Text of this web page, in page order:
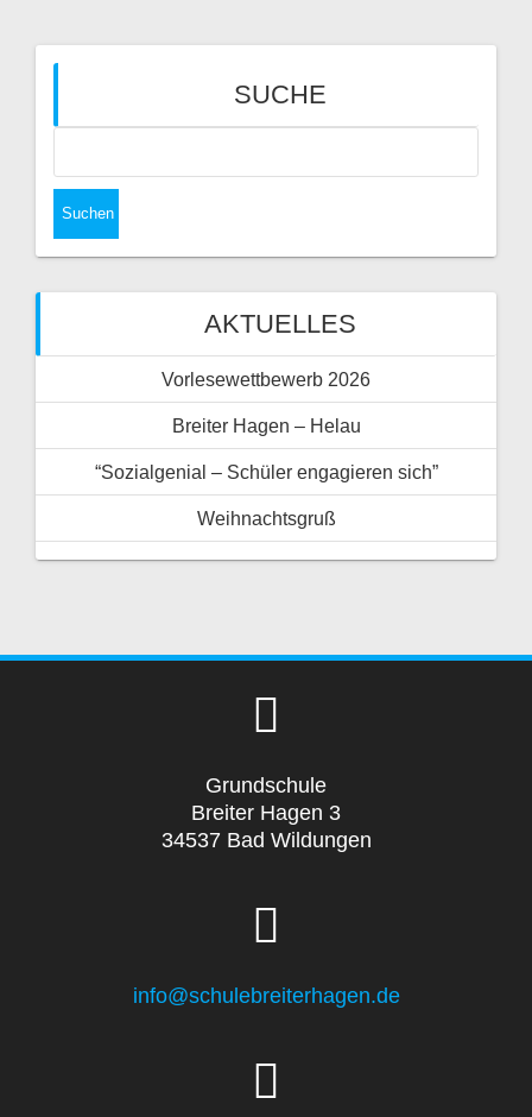
SUCHE
AKTUELLES
Vorlesewettbewerb 2026
Breiter Hagen – Helau
“Sozialgenial – Schüler engagieren sich”
Weihnachtsgruß
Grundschule
Breiter Hagen 3
34537 Bad Wildungen
info@schulebreiterhagen.de